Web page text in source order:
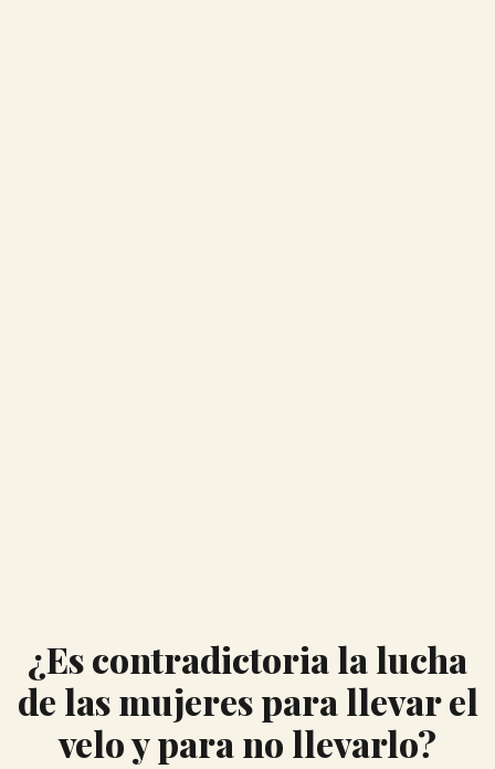
¿Es contradictoria la lucha
de las mujeres para llevar el
velo y para no llevarlo?